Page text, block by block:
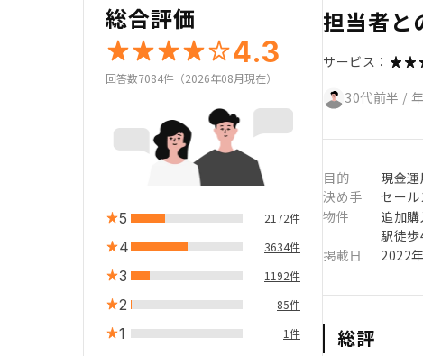
総合評価
4.3
回答数7084件（2026年08月現在）
5 2172件
4 3634件
3 1192件
2 85件
1 1件
担当者と
サービス：
30代前半 /
目的
現金運
決め手
セー
物件
追加
駅徒
掲載日
2022
総評